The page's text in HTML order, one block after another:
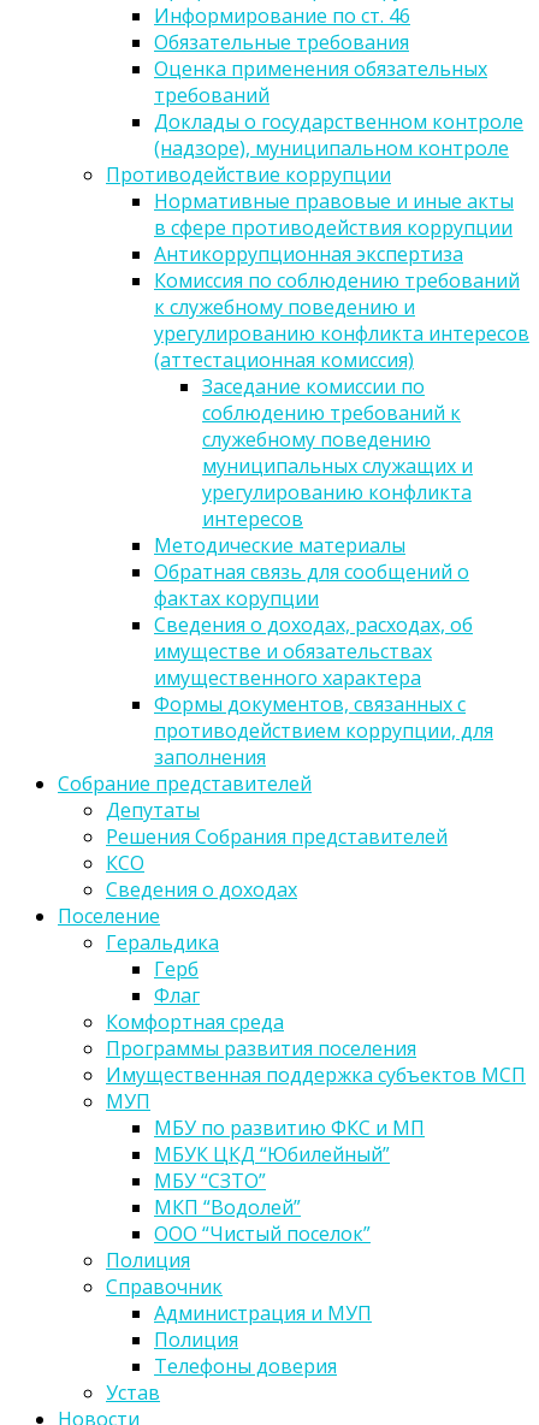
Информирование по ст. 46
Обязательные требования
Оценка применения обязательных
требований
Доклады о государственном контроле
(надзоре), муниципальном контроле
Противодействие коррупции
Нормативные правовые и иные акты
в сфере противодействия коррупции
Антикоррупционная экспертиза
Комиссия по соблюдению требований
к служебному поведению и
урегулированию конфликта интересов
(аттестационная комиссия)
Заседание комиссии по
соблюдению требований к
служебному поведению
муниципальных служащих и
урегулированию конфликта
интересов
Методические материалы
Обратная связь для сообщений о
фактах корупции
Сведения о доходах, расходах, об
имуществе и обязательствах
имущественного характера
Формы документов, связанных с
противодействием коррупции, для
заполнения
Собрание представителей
Депутаты
Решения Собрания представителей
КСО
Сведения о доходах
Поселение
Геральдика
Герб
Флаг
Комфортная среда
Программы развития поселения
Имущественная поддержка субъектов МСП
МУП
МБУ по развитию ФКС и МП
МБУК ЦКД “Юбилейный”
МБУ “СЗТО”
МКП “Водолей”
ООО “Чистый поселок”
Полиция
Справочник
Администрация и МУП
Полиция
Телефоны доверия
Устав
Новости